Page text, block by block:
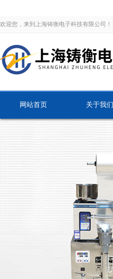
欢迎您，来到上海铸衡电子科技有限公司！
网站首页 关于我们